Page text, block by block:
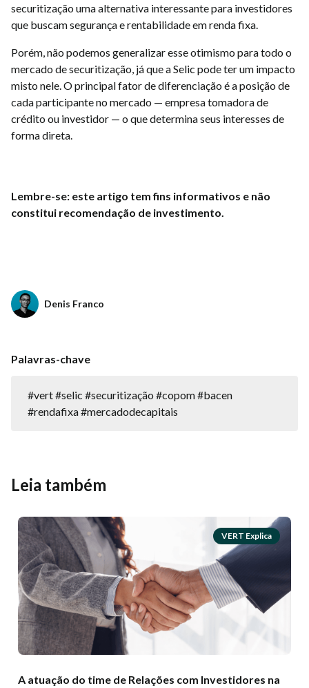
securitização uma alternativa interessante para investidores
que buscam segurança e rentabilidade em renda fixa.
Porém, não podemos generalizar esse otimismo para todo o
mercado de securitização, já que a Selic pode ter um impacto
misto nele. O principal fator de diferenciação é a posição de
cada participante no mercado — empresa tomadora de
crédito ou investidor — o que determina seus interesses de
forma direta.
Lembre-se: este artigo tem fins informativos e não
constitui recomendação de investimento.
Denis Franco
Palavras-chave
#vert #selic #securitização #copom #bacen
#rendafixa #mercadodecapitais
Leia também
VERT Explica
A atuação do time de Relações com Investidores na